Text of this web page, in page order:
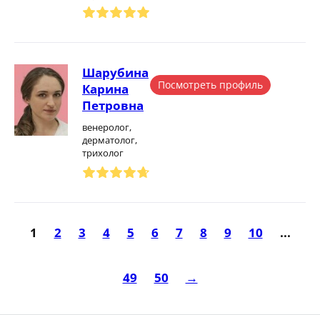
Шарубина
Карина
Петровна
венеролог,
дерматолог,
трихолог
Посмотреть профиль
1 2 3 4 5 6 7 8 9 10 ...
49 50 →